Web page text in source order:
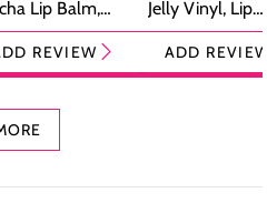
Lip Balm,
Bibir
Aroma
REVIEW
Jelly Vinyl, Lip
Cream Glossy
Ringan
ADD